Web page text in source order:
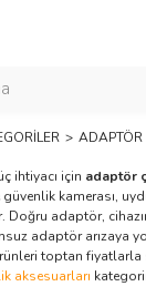
ADAPTÖR
ihtiyacı için adaptör
kamerası,
Doğru adaptör,
adaptör arızaya
toptan fiyatlarla
aksesuarları